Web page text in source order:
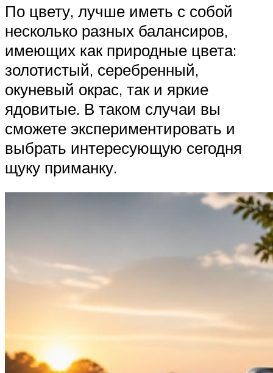
По цвету, лучше иметь с собой
несколько разных балансиров,
имеющих как природные цвета:
золотистый, серебренный,
окуневый окрас, так и яркие
ядовитые. В таком случаи вы
сможете экспериментировать и
выбрать интересующую сегодня
щуку приманку.